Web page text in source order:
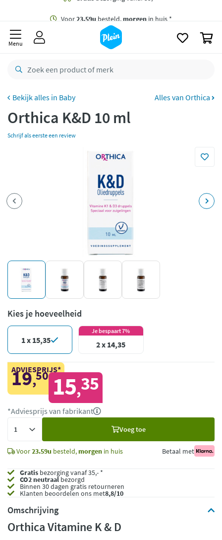
besteld,
retourneren
Betaal met Klarna
Menu
Baby Alles van Orthica
Orthica K&D 10 ml
Schrijf als eerste een review
Kies je hoeveelheid
1 x 15,35
Je bespaart 7%
2 x 14,35
ADVIESPRIJS*
19,50 15,35
*Adviesprijs van fabrikant
Voeg toe
Voor23.59u besteld, morgen in huis Betaal met
Gratis bezorging vanaf 35,- *
CO2 neutraalbezorgd
Binnen 30 dagen gratis retourneren
Klanten beoordelen ons met8,8/10
Omschrijving
Orthica Vitamine K & D